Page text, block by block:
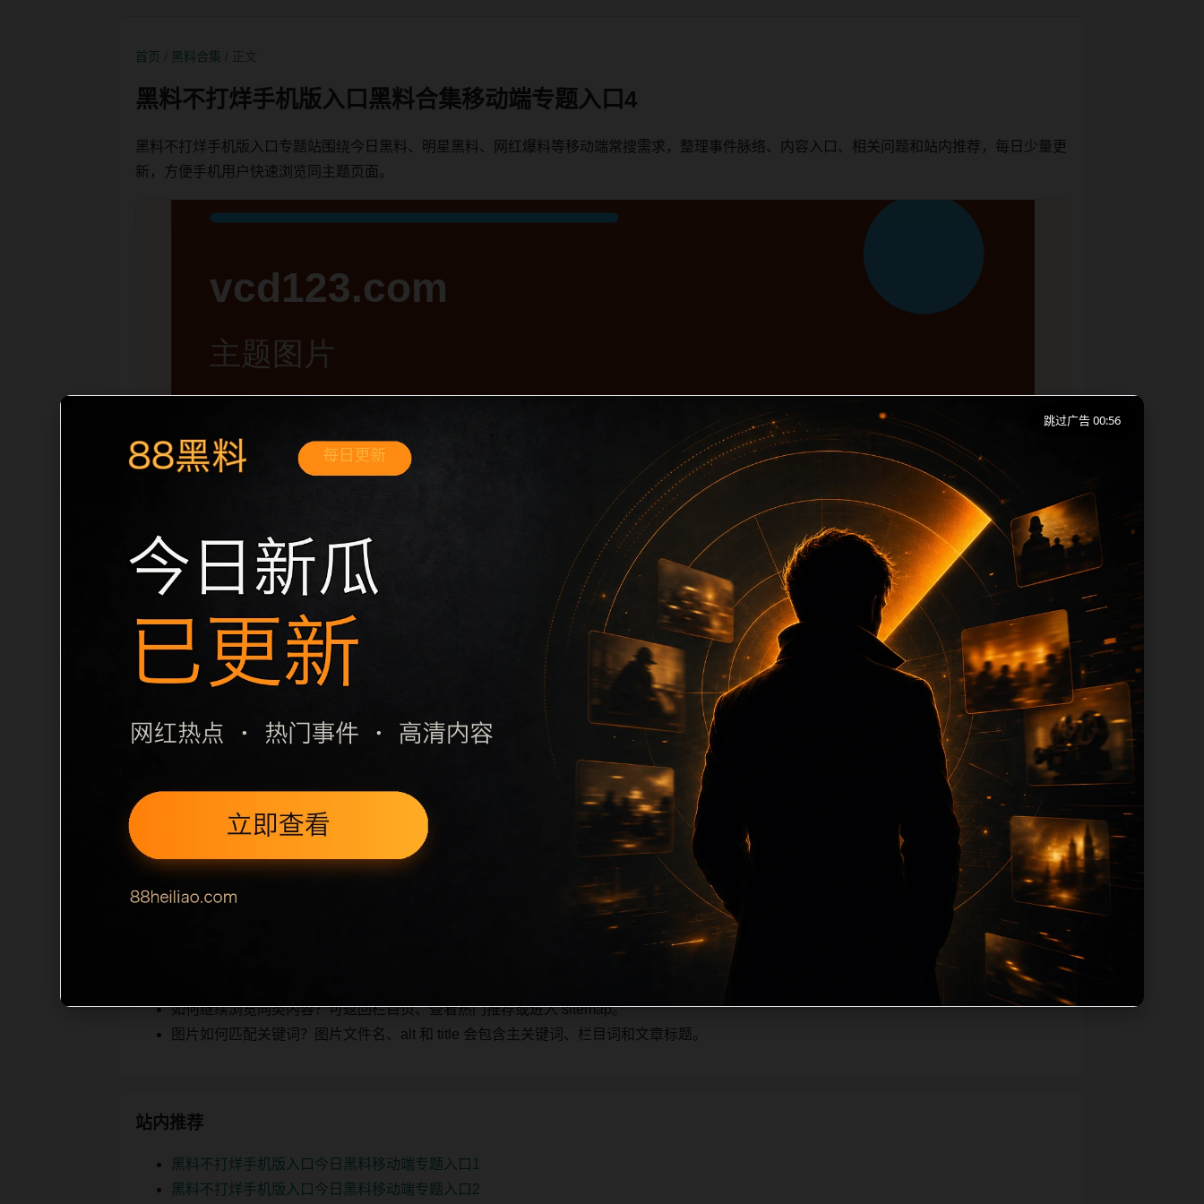
首页 黑料合集
黑料不打烊手机版入口黑料合集移动端专题入口4
黑料不打烊手机版入口专题站围绕今日黑料、明星黑料、网红爆料等移动端常搜需求，整理事件脉络、内容入口、相关问题和站内推荐，每日少量更
新，方便手机用户快速浏览同主题页面。
移动端搜索场景
黑料不打烊手机版入口黑料合集移动端专题入口4围绕黑料不打烊手机版入口和黑料合集展开，适合移动端用户在短时间内理解页面主题、入口路径
和延伸阅读方向。本站在整理内容时优先保持标题、摘要、栏目和图片说明一致，减少无关词堆砌，避免同一批页面出现高度重复。从搜索体验看，
用户通常先看标题是否明确，再看摘要是否说明更新范围，随后通过栏目入口继续浏览同类内容。因此本页保留面包屑、同类推荐、热门推荐、上一
篇下一篇和 sitemap 入口，让重要页面点击深度控制在三次以内。后续更新会围绕黑料合集持续补充新内容，每次新增保持少量、稳定、
相关，图片文件名和 alt/title 也跟随主关键词、栏目词和文章标题生成。如果采集内容缺少图片，将使用同主题默认图兜底；如果标题过短、描述为
空、正文摘要不足或关键词连续重复，则不进入发布队列。本页还加入常见问题和站内推荐，帮助用户从一个入口跳转到同类页面、专题合集和热榜
内容，提升停留时间和页面可抓取性。第4条内容作为初始建设页，重点承担栏目深度补齐、内链结构完善和后续采集归类的承接作用。
如何继续浏览同类内容？可返回栏目页、查看热门推荐或进入 sitemap。
图片如何匹配关键词？图片文件名、alt 和 title 会包含主关键词、栏目词和文章标题。
站内推荐
黑料不打烊手机版入口今日黑料移动端专题入口1
黑料不打烊手机版入口今日黑料移动端专题入口2
跳过广告 00:56